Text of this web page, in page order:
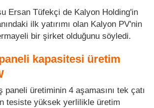
Ersan Tüfekçi de Kalyon Holding'in
ilk yatırımı olan Kalyon PV'nin
bir şirket olduğunu söyledi.
kapasitesi üretim
paneli üretiminin 4 aşamasını tek çatı
tesiste yüksek yerlilikle üretim